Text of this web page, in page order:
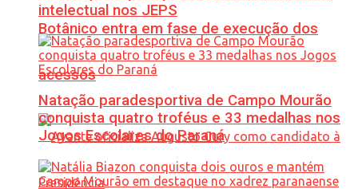
Botânico entra em fase de execução dos
acessos
intelectual nos JEPS
Natação paradesportiva de Campo Mourão
conquista quatro troféus e 33 medalhas nos
Jogos Escolares do Paraná